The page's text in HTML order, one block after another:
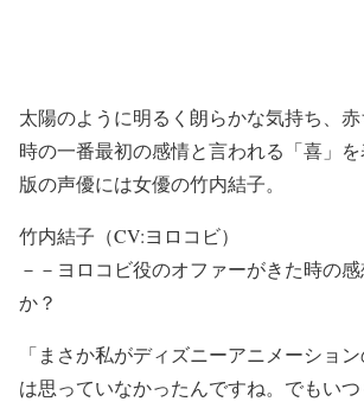
太陽のように明るく朗らかな気持ち、
時の一番最初の感情と言われる「喜」
版の声優には女優の竹内結子。
竹内結子（CV:ヨロコビ）
－－ヨロコビ役のオファーがきた時の
か？
「まさか私がディズニーアニメーショ
は思っていなかったんですね。でもい